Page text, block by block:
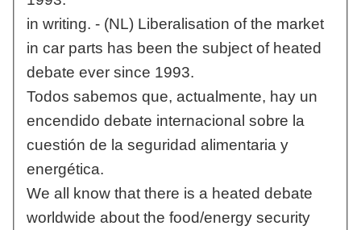
in writing. - (NL) Liberalisation of the market
in car parts has been the subject of heated
debate ever since 1993.
Todos sabemos que, actualmente, hay un
encendido debate internacional sobre la
cuestión de la seguridad alimentaria y
energética.
We all know that there is a heated debate
worldwide about the food/energy security